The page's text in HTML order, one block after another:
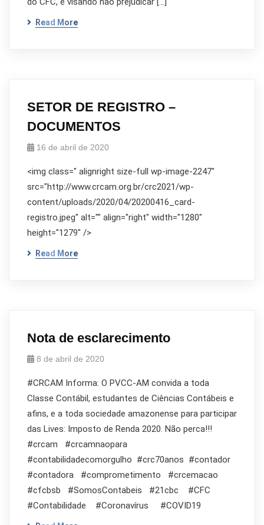
Read More
SETOR DE REGISTRO –
DOCUMENTOS
16 de abril de 2020
<img class=" alignright size-full wp-image-2247"
src="http://www.crcam.org.br/crc2021/wp-
content/uploads/2020/04/20200416_card-
registro.jpeg" alt="" align="right" width="1280"
height="1279" />
Read More
Nota de esclarecimento
8 de abril de 2020
#CRCAM Informa: O PVCC-AM convida a toda
Classe Contábil, estudantes de Ciências Contábeis e
afins, e a toda sociedade amazonense para participar
das Lives: Imposto de Renda 2020. Não perca!!!
#crcam #crcamnaopara
#contabilidadecomorgulho #crc70anos #contador
#contadora #comprometimento #crcemacao
#cfcbsb #SomosContabeis #21cbc #CFC
#Contabilidade #Coronavírus #COVID19